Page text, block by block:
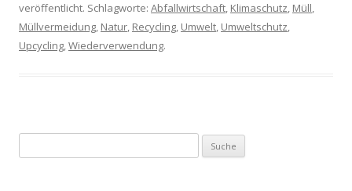
veröffentlicht. Schlagworte: Abfallwirtschaft, Klimaschutz, Müll,
Müllvermeidung, Natur, Recycling, Umwelt, Umweltschutz,
Upcycling,Wiederverwendung.
u